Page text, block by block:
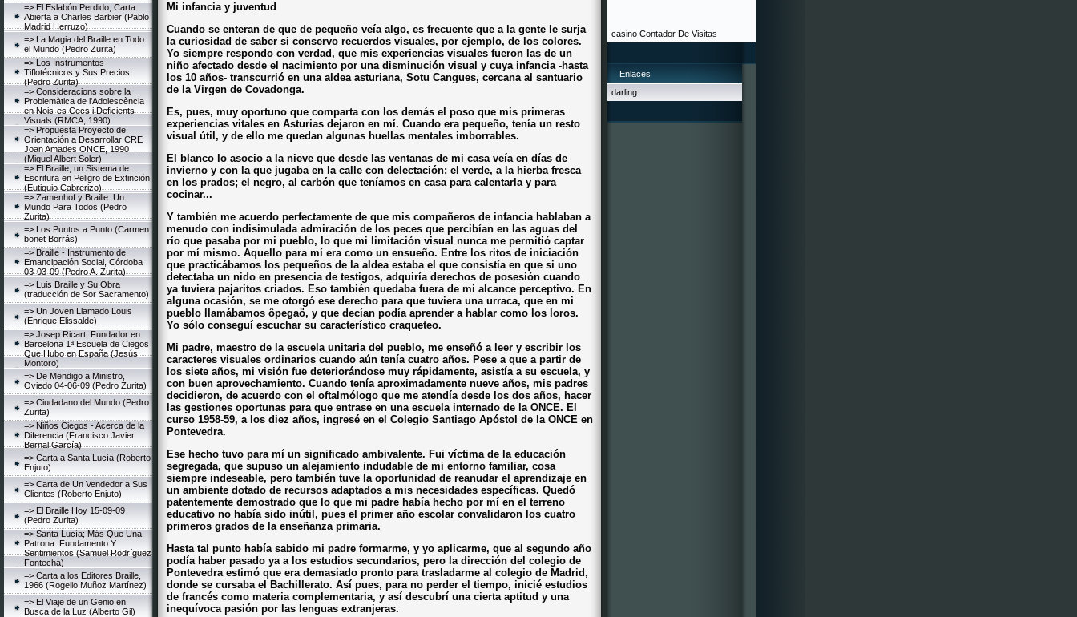
=> El Eslabón Perdido, Carta
Abierta a Charles Barbier (Pablo
Madrid Herruzo)
=> La Magia del Braille en Todo
el Mundo (Pedro Zurita)
=> Los Instrumentos
Tiflotécnicos y Sus Precios
(Pedro Zurita)
=> Consideracions sobre la
Problemàtica de l'Adolescència
en Nois-es Cecs i Deficients
Visuals (RMCA, 1990)
=> Propuesta Proyecto de
Orientación a Desarrollar CRE
Joan Amades ONCE, 1990
(Miquel Albert Soler)
=> El Braille, un Sistema de
Escritura en Peligro de Extinción
(Eutiquio Cabrerizo)
=> Zamenhof y Braille: Un
Mundo Para Todos (Pedro
Zurita)
=> Los Puntos a Punto (Carmen
bonet Borrás)
=> Braille - Instrumento de
Emancipación Social, Córdoba
03-03-09 (Pedro A. Zurita)
=> Luis Braille y Su Obra
(traducción de Sor Sacramento)
=> Un Joven Llamado Louis
(Enrique Elissalde)
=> Josep Ricart, Fundador en
Barcelona 1ª Escuela de Ciegos
Que Hubo en España (Jesús
Montoro)
=> De Mendigo a Ministro,
Oviedo 04-06-09 (Pedro Zurita)
=> Ciudadano del Mundo (Pedro
Zurita)
=> Niños Ciegos - Acerca de la
Diferencia (Francisco Javier
Bernal García)
=> Carta a Santa Lucía (Roberto
Enjuto)
=> Carta de Un Vendedor a Sus
Clientes (Roberto Enjuto)
=> El Braille Hoy 15-09-09
(Pedro Zurita)
=> Santa Lucía; Más Que Una
Patrona: Fundamento Y
Sentimientos (Samuel Rodríguez
Fontecha)
=> Carta a los Editores Braille,
1966 (Rogelio Muñoz Martínez)
=> El Viaje de un Genio en
Busca de la Luz (Alberto Gil)
Mi infancia y juventud
Cuando se enteran de que de pequeño veía algo, es frecuente que a la gente le surja
la curiosidad de saber si conservo recuerdos visuales, por ejemplo, de los colores.
Yo siempre respondo con verdad, que mis experiencias visuales fueron las de un
niño afectado desde el nacimiento por una disminución visual y cuya infancia -hasta
los 10 años- transcurrió en una aldea asturiana, Sotu Cangues, cercana al santuario
de la Virgen de Covadonga.
Es, pues, muy oportuno que comparta con los demás el poso que mis primeras
experiencias vitales en Asturias dejaron en mí. Cuando era pequeño, tenía un resto
visual útil, y de ello me quedan algunas huellas mentales imborrables.
El blanco lo asocio a la nieve que desde las ventanas de mi casa veía en días de
invierno y con la que jugaba en la calle con delectación; el verde, a la hierba fresca
en los prados; el negro, al carbón que teníamos en casa para calentarla y para
cocinar...
Y también me acuerdo perfectamente de que mis compañeros de infancia hablaban a
menudo con indisimulada admiración de los peces que percibían en las aguas del
río que pasaba por mi pueblo, lo que mi limitación visual nunca me permitió captar
por mí mismo. Aquello para mí era como un ensueño. Entre los ritos de iniciación
que practicábamos los pequeños de la aldea estaba el que consistía en que si uno
detectaba un nido en presencia de testigos, adquiría derechos de posesión cuando
ya tuviera pajaritos criados. Eso también quedaba fuera de mi alcance perceptivo. En
alguna ocasión, se me otorgó ese derecho para que tuviera una urraca, que en mi
pueblo llamábamos ôpegaö, y que decían podía aprender a hablar como los loros.
Yo sólo conseguí escuchar su característico craqueteo.
Mi padre, maestro de la escuela unitaria del pueblo, me enseñó a leer y escribir los
caracteres visuales ordinarios cuando aún tenía cuatro años. Pese a que a partir de
los siete años, mi visión fue deteriorándose muy rápidamente, asistía a su escuela, y
con buen aprovechamiento. Cuando tenía aproximadamente nueve años, mis padres
decidieron, de acuerdo con el oftalmólogo que me atendía desde los dos años, hacer
las gestiones oportunas para que entrase en una escuela internado de la ONCE. El
curso 1958-59, a los diez años, ingresé en el Colegio Santiago Apóstol de la ONCE en
Pontevedra.
Ese hecho tuvo para mí un significado ambivalente. Fui víctima de la educación
segregada, que supuso un alejamiento indudable de mi entorno familiar, cosa
siempre indeseable, pero también tuve la oportunidad de reanudar el aprendizaje en
un ambiente dotado de recursos adaptados a mis necesidades específicas. Quedó
patentemente demostrado que lo que mi padre había hecho por mí en el terreno
educativo no había sido inútil, pues el primer año escolar convalidaron los cuatro
primeros grados de la enseñanza primaria.
Hasta tal punto había sabido mi padre formarme, y yo aplicarme, que al segundo año
podía haber pasado ya a los estudios secundarios, pero la dirección del colegio de
Pontevedra estimó que era demasiado pronto para trasladarme al colegio de Madrid,
donde se cursaba el Bachillerato. Así pues, para no perder el tiempo, inicié estudios
de francés como materia complementaria, y así descubrí una cierta aptitud y una
inequívoca pasión por las lenguas extranjeras.
casino Contador De Visitas
Enlaces
darling